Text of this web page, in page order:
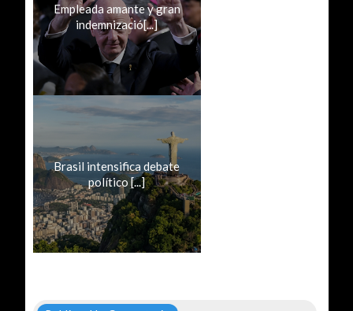
Empleada amante y gran
indemnizació[...]
Brasil intensifica debate
político [...]